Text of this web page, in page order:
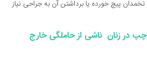
تخمدان پیچ خورده یا برداشتن آن به جراحی نیاز
در زنان ناشی از حاملگی خارج